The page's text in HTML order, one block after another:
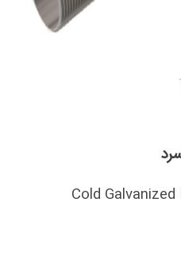
Cold